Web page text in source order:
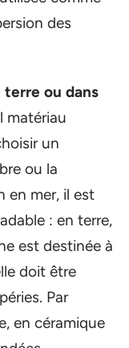
des
ou dans
matériau
un
ou la
en mer, il est
: en terre,
est destinée à
doit être
Par
en céramique